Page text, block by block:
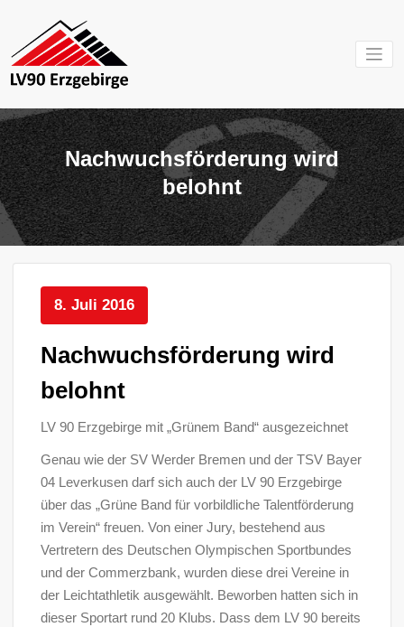
springen
e.V.
Mein Verein im
Nachwuchsförderung wird
belohnt
8. Juli 2016
Nachwuchsförderung wird
belohnt
LV 90 Erzgebirge mit „Grünem Band“ ausgezeichnet
Genau wie der SV Werder Bremen und der TSV Bayer
04 Leverkusen darf sich auch der LV 90 Erzgebirge
über das „Grüne Band für vorbildliche Talentförderung
im Verein“ freuen. Von einer Jury, bestehend aus
Vertretern des Deutschen Olympischen Sportbundes
und der Commerzbank, wurden diese drei Vereine in
der Leichtathletik ausgewählt. Beworben hatten sich in
dieser Sportart rund 20 Klubs. Dass dem LV 90 bereits